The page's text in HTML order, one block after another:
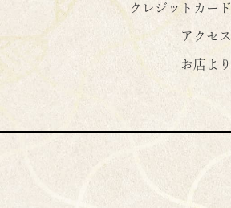
クレジットカード
アクセス
お店より